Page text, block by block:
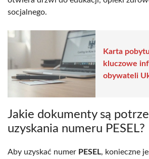
socjalnego.
Karta
kluczowe
obywateli
Jakie dokumenty są
uzyskania numeru PESEL?
Aby uzyskać numer PESEL, konieczne